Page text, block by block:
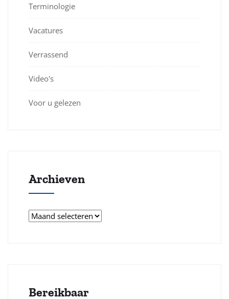
Terminologie
Vacatures
Verrassend
Video's
Voor u gelezen
Archieven
Bereikbaar